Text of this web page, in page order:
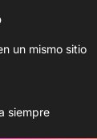
un mismo sitio
siempre